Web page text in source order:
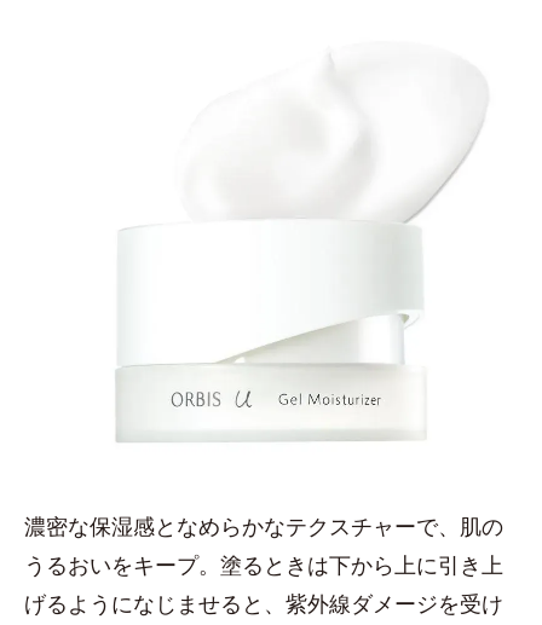
濃密な保湿感となめらかなテクスチャーで、肌の
うるおいをキープ。塗るときは下から上に引き上
げるようになじませると、紫外線ダメージを受け